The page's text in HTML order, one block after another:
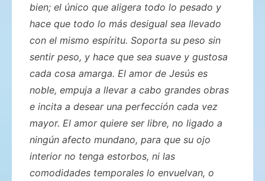
bien; el único que aligera todo lo pesado y
hace que todo lo más desigual sea llevado
con el mismo espíritu. Soporta su peso sin
sentir peso, y hace que sea suave y gustosa
cada cosa amarga. El amor de Jesús es
noble, empuja a llevar a cabo grandes obras
e incita a desear una perfección cada vez
mayor. El amor quiere ser libre, no ligado a
ningún afecto mundano, para que su ojo
interior no tenga estorbos, ni las
comodidades temporales lo envuelvan, o